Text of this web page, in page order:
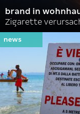
brand in
Zigarette